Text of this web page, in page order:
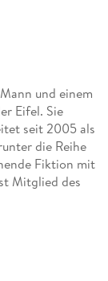
und einem
Eifel. Sie
seit 2005 als
die Reihe
Fiktion mit
Mitglied des